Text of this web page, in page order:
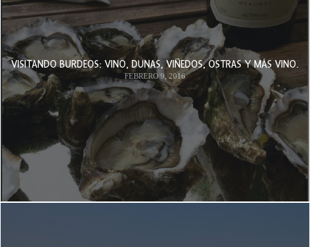
VISITANDO BURDEOS: VINO, DUNAS, VIÑEDOS, OSTRAS Y MÁS VINO.
FEBRERO 9, 2016